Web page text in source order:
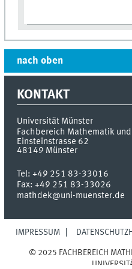
nach oben
KONTAKT
Universität Münster
Fachbereich Mathematik
Einsteinstrasse 62
48149 Münster
Tel:+49 251 83-33016
Fax:+49 251 83-33026
mathdek@uni-muenster.de
IMPRESSUM
© 2025 FACHBEREICH